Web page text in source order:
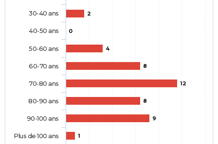
2
0
4
8
12
8
9
1
30-40 ans
40-50 ans
50-60 ans
60-70 ans
70-80 ans
80-90 ans
90-100 ans
Plus de 100 ans